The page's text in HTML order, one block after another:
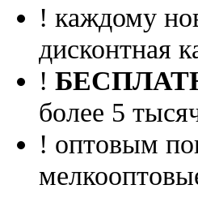
! каждому
дисконтная
!
более 5
! оптовым